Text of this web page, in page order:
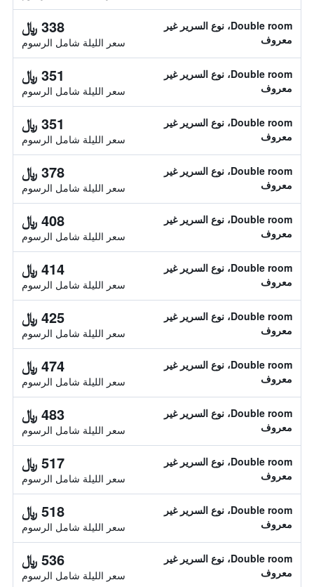
Double room، نوع السرير غير
معروف
338 ﷼
سعر الليلة شامل الرسوم
Double room، نوع السرير غير
معروف
351 ﷼
سعر الليلة شامل الرسوم
Double room، نوع السرير غير
معروف
351 ﷼
سعر الليلة شامل الرسوم
Double room، نوع السرير غير
معروف
378 ﷼
سعر الليلة شامل الرسوم
Double room، نوع السرير غير
معروف
408 ﷼
سعر الليلة شامل الرسوم
Double room، نوع السرير غير
معروف
414 ﷼
سعر الليلة شامل الرسوم
Double room، نوع السرير غير
معروف
425 ﷼
سعر الليلة شامل الرسوم
Double room، نوع السرير غير
معروف
474 ﷼
سعر الليلة شامل الرسوم
Double room، نوع السرير غير
معروف
483 ﷼
سعر الليلة شامل الرسوم
Double room، نوع السرير غير
معروف
517 ﷼
سعر الليلة شامل الرسوم
Double room، نوع السرير غير
معروف
518 ﷼
سعر الليلة شامل الرسوم
Double room، نوع السرير غير
معروف
536 ﷼
سعر الليلة شامل الرسوم